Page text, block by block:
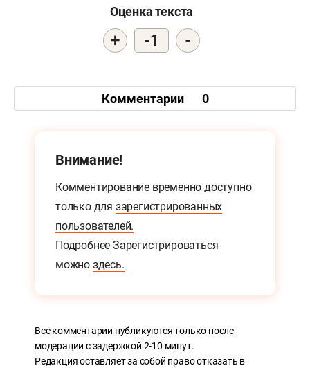
Оценка текста
+ -1 -
Комментарии 0
Внимание!
Комментирование временно доступно
только для зарегистрированных
пользователей.
Подробнее Зарегистрироваться
можно здесь.
Все комментарии публикуются только после
модерации с задержкой 2-10 минут.
Редакция оставляет за собой право отказать в